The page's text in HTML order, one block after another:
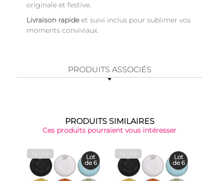
originale et festive.
Livraison rapideet suivi inclus pour sublimer vos
moments conviviaux.
PRODUITS ASSOCIÉS
PRODUITS SIMILAIRES
Ces produits pourraient vous intéresser
Épuisé
Lot
de 6
Épuisé
Lot
de 6